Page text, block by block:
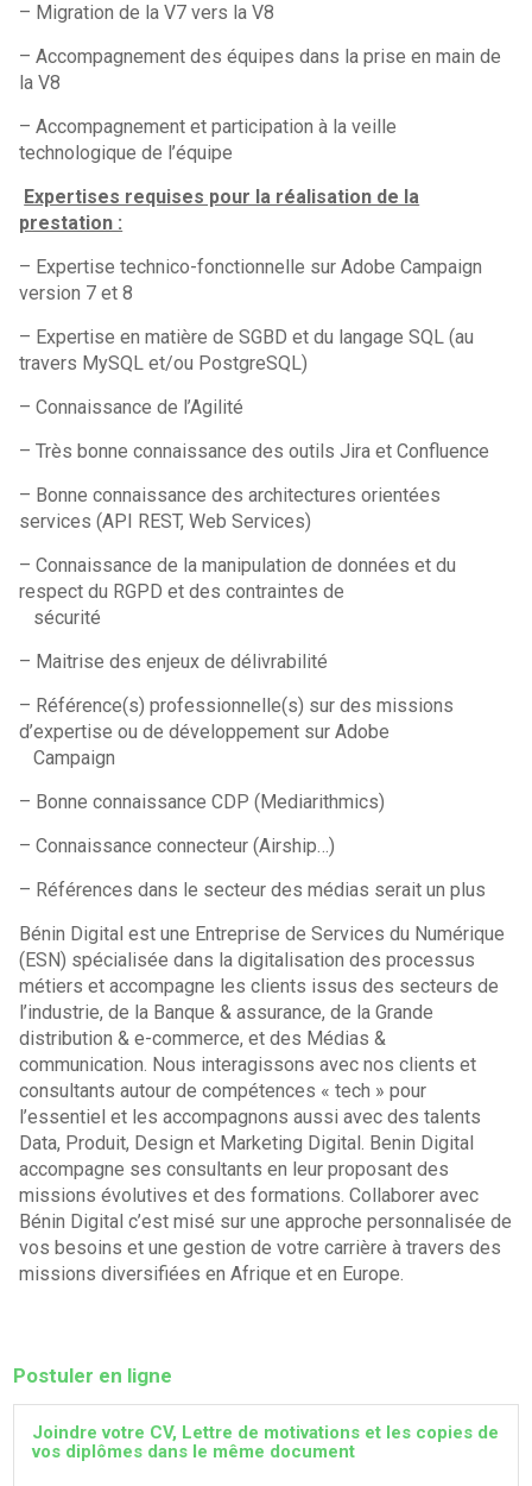
– Migration de la V7 vers la V8
– Accompagnement des équipes dans la prise en main de
la V8
– Accompagnement et participation à la veille
technologique de l’équipe
Expertises requises pour la réalisation de la
prestation :
– Expertise technico-fonctionnelle sur Adobe Campaign
version 7 et 8
– Expertise en matière de SGBD et du langage SQL (au
travers MySQL et/ou PostgreSQL)
– Connaissance de l’Agilité
– Très bonne connaissance des outils Jira et Confluence
– Bonne connaissance des architectures orientées
services (API REST, Web Services)
– Connaissance de la manipulation de données et du
respect du RGPD et des contraintes de
sécurité
– Maitrise des enjeux de délivrabilité
– Référence(s) professionnelle(s) sur des missions
d’expertise ou de développement sur Adobe
Campaign
– Bonne connaissance CDP (Mediarithmics)
– Connaissance connecteur (Airship…)
– Références dans le secteur des médias serait un plus
Bénin Digital est une Entreprise de Services du Numérique
(ESN) spécialisée dans la digitalisation des processus
métiers et accompagne les clients issus des secteurs de
l’industrie, de la Banque & assurance, de la Grande
distribution & e-commerce, et des Médias &
communication. Nous interagissons avec nos clients et
consultants autour de compétences « tech » pour
l’essentiel et les accompagnons aussi avec des talents
Data, Produit, Design et Marketing Digital. Benin Digital
accompagne ses consultants en leur proposant des
missions évolutives et des formations. Collaborer avec
Bénin Digital c’est misé sur une approche personnalisée de
vos besoins et une gestion de votre carrière à travers des
missions diversifiées en Afrique et en Europe.
Postuler en ligne
Joindre votre CV, Lettre de motivations et les copies de
vos diplômes dans le même document